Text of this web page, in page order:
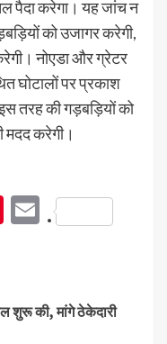
पैदा करेगा। यह जांच न
को उजागर करेगी,
नोएडा और ग्रेटर
घोटालों पर प्रकाश
तरह की गड़बड़ियों को
करेगी।
Pinterest
Email
.
शुरू की, मांगे ठेकेदारी